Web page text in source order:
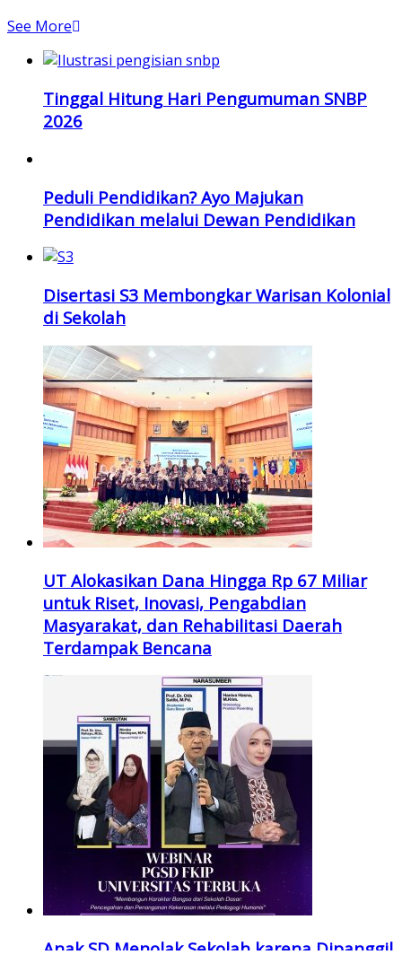
See More
Tinggal Hitung Hari Pengumuman SNBP
2026
Peduli Pendidikan? Ayo Majukan
Pendidikan melalui Dewan Pendidikan
Disertasi S3 Membongkar Warisan Kolonial
di Sekolah
UT Alokasikan Dana Hingga Rp 67 Miliar
untuk Riset, Inovasi, Pengabdian
Masyarakat, dan Rehabilitasi Daerah
Terdampak Bencana
Anak SD Menolak Sekolah karena Dipanggil